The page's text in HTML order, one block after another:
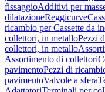
fissaggioAdditivi per
dilatazioneReggicurve
ricambio per Cassette da
collettori, in metalloPezzi
collettori, in metallo
Assortimento di collettori
pavimentoPezzi di
pavimentoValvole a sfera